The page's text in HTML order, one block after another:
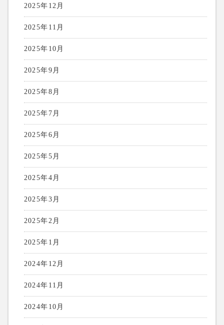
2025年12月
2025年11月
2025年10月
2025年9月
2025年8月
2025年7月
2025年6月
2025年5月
2025年4月
2025年3月
2025年2月
2025年1月
2024年12月
2024年11月
2024年10月